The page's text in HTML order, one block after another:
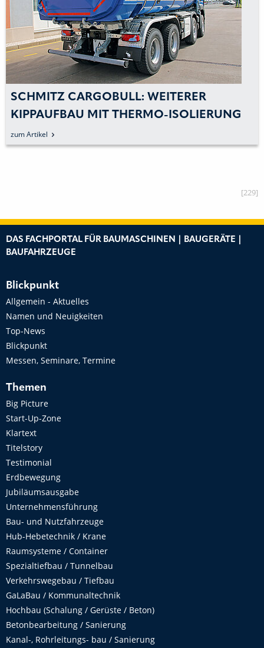
SCHMITZ CARGOBULL: WEITERER
KIPPAUFBAU MIT THERMO-ISOLIERUNG
zum Artikel
[229]
DAS FACHPORTAL FÜR BAUMASCHINEN | BAUGERÄTE |
BAUFAHRZEUGE
Blickpunkt
Allgemein - Aktuelles
Namen und Neuigkeiten
Top-News
Blickpunkt
Messen, Seminare, Termine
Themen
Big Picture
Start-Up-Zone
Klartext
Titelstory
Testimonial
Erdbewegung
Jubiläumsausgabe
Unternehmensführung
Bau- und Nutzfahrzeuge
Hub-Hebetechnik / Krane
Raumsysteme / Container
Spezialtiefbau / Tunnelbau
Verkehrswegebau / Tiefbau
GaLaBau / Kommunaltechnik
Hochbau (Schalung / Gerüste / Beton)
Betonbearbeitung / Sanierung
Kanal-, Rohrleitungs- bau / Sanierung